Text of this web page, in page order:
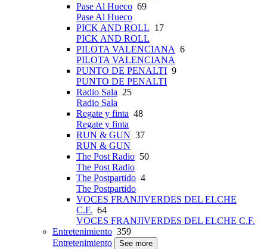
Pase Al Hueco 69
Pase Al Hueco
PICK AND ROLL 17
PICK AND ROLL
PILOTA VALENCIANA 6
PILOTA VALENCIANA
PUNTO DE PENALTI 9
PUNTO DE PENALTI
Radio Sala 25
Radio Sala
Regate y finta 48
Regate y finta
RUN & GUN 37
RUN & GUN
The Post Radio 50
The Post Radio
The Postpartido 4
The Postpartido
VOCES FRANJIVERDES DEL ELCHE
C.F. 64
VOCES FRANJIVERDES DEL ELCHE C.F.
Entretenimiento 359
Entretenimiento
See more